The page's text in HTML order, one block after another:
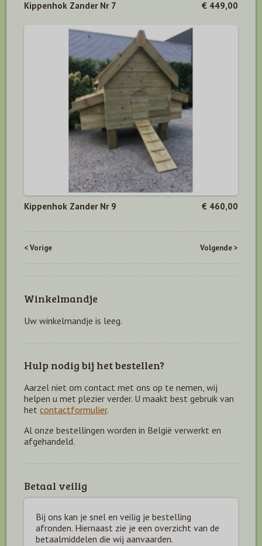
Kippenhok Zander Nr 7 € 449,00
Kippenhok Zander Nr 9 € 460,00
< Vorige Volgende >
Winkelmandje
Uw winkelmandje is leeg.
Hulp nodig bij het bestellen?
Aarzel niet om contact met ons op te nemen, wij
helpen u met plezier verder. U maakt best gebruik van
het contactformulier.
Al onze bestellingen worden in België verwerkt en
afgehandeld.
Betaal veilig
Bij ons kan je snel en veilig je bestelling
afronden. Hiernaast zie je een overzicht van de
betaalmiddelen die wij aanvaarden.